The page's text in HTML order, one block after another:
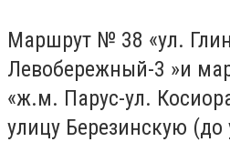
Маршрут № 38 «ул.
Левобережный-3 »и
«ж.м. Парус-ул.
улицу Березинскую (до